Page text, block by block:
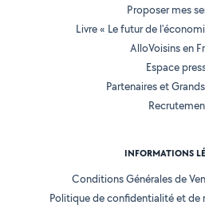
Proposer mes
Livre « Le futur de
AlloVoisins en
Espace
Partenaires et
INFORMATIONS
Conditions Générales de
Politique de confidentialité et de